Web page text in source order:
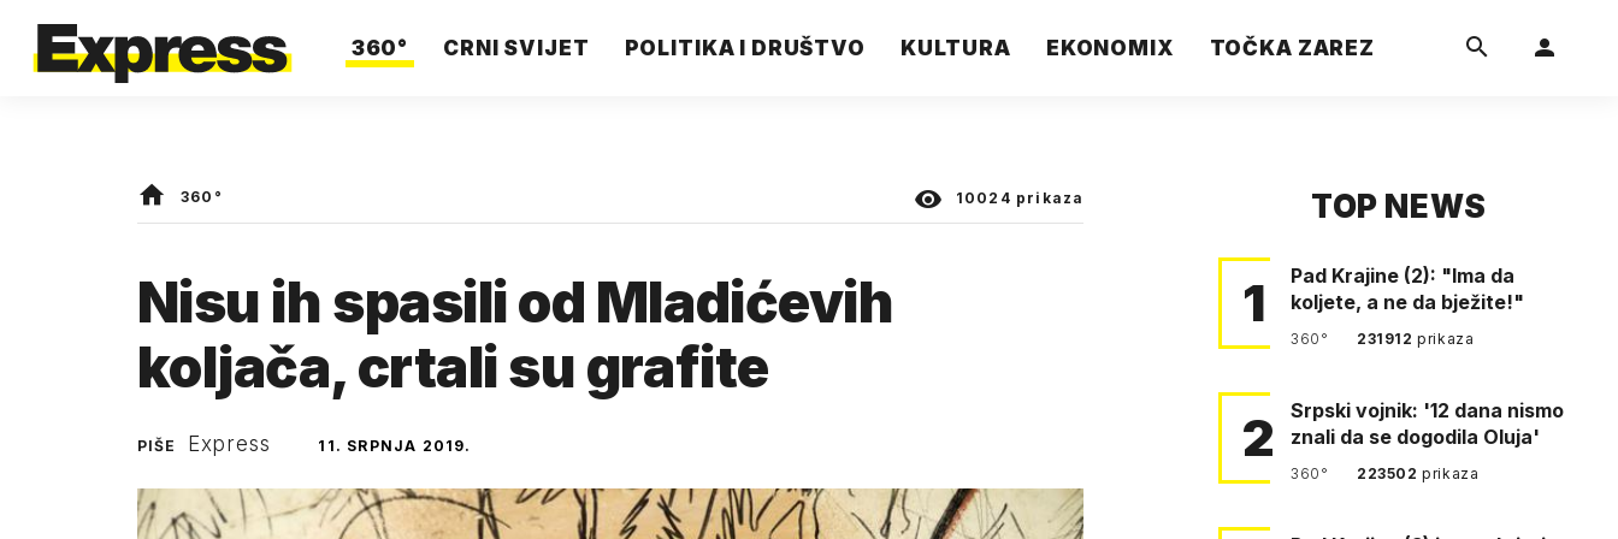
360° CRNI SVIJET POLITIKA I DRUŠTVO KULTURA EKONOMIX TOČKA ZAREZ
360° 10024 prikaza
Nisu ih spasili od Mladićevih
koljača, crtali su grafite
PIŠE Express 11. SRPNJA 2019.
TOP NEWS
1
Pad Krajine (2): "Ima da
koljete, a ne da bježite!"
360° 231912prikaza
2
Srpski vojnik: '12 dana nismo
znali da se dogodila Oluja'
360° 223502prikaza